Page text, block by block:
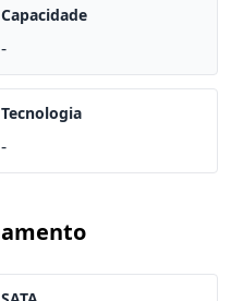
Capacidade
-
Tecnologia
-